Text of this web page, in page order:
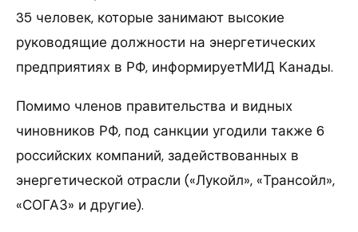
35 человек, которые занимают высокие
руководящие должности на энергетических
предприятиях в РФ, информируетМИД Канады.
Помимо членов правительства и видных
чиновников РФ, под санкции угодили также 6
российских компаний, задействованных в
энергетической отрасли («Лукойл», «Трансойл»,
«СОГАЗ» и другие).